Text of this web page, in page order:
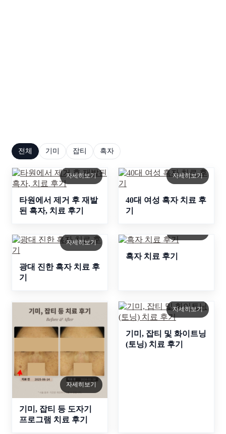
전체 기미 잡티 흑자
자세히보기
타원에서 제거 후 재발
된 흑자, 치료 후기
자세히보기
40대 여성 흑자 치료 후
기
자세히보기
광대 진한 흑자 치료 후
기
흑자 치료 후기
자세히보기
기미, 잡티 등 도자기
프로그램 치료 후기
자세히보기
기미, 잡티 및 화이트닝
(토닝) 치료 후기